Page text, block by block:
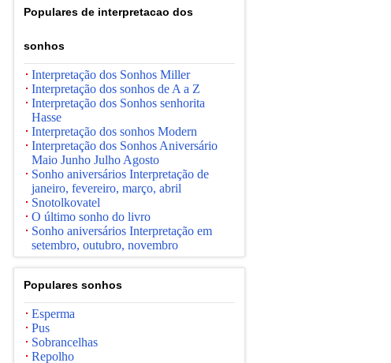
Populares de interpretacao dos
sonhos
Interpretação dos Sonhos Miller
Interpretação dos sonhos de A a Z
Interpretação dos Sonhos senhorita
Hasse
Interpretação dos sonhos Modern
Interpretação dos Sonhos Aniversário
Maio Junho Julho Agosto
Sonho aniversários Interpretação de
janeiro, fevereiro, março, abril
Snotolkovatel
O último sonho do livro
Sonho aniversários Interpretação em
setembro, outubro, novembro
Populares sonhos
Esperma
Pus
Sobrancelhas
Repolho